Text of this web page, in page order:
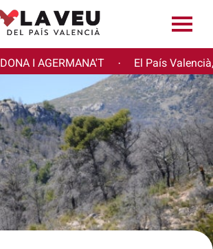
DONA I AGERMANA'T · El País